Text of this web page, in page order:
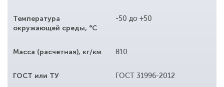
Температура
окружающей среды, °С
-50 до +50
Масса (расчетная), кг/км 810
ГОСТ или ТУ ГОСТ 31996-2012